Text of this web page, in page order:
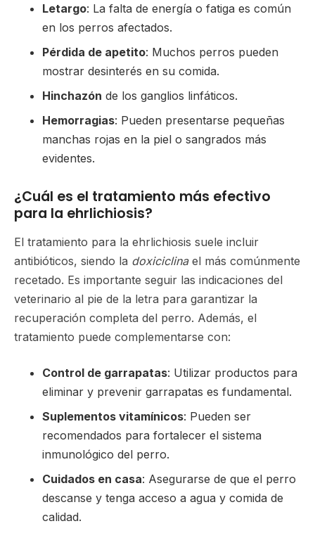
Letargo: La falta de energía o fatiga es común
en los perros afectados.
Pérdida de apetito: Muchos perros pueden
mostrar desinterés en su comida.
Hinchazón de los ganglios linfáticos.
Hemorragias: Pueden presentarse pequeñas
manchas rojas en la piel o sangrados más
evidentes.
¿Cuál es el tratamiento más efectivo
para la ehrlichiosis?
El tratamiento para la ehrlichiosis suele incluir
antibióticos, siendo la doxiciclinael más comúnmente
recetado. Es importante seguir las indicaciones del
veterinario al pie de la letra para garantizar la
recuperación completa del perro. Además, el
tratamiento puede complementarse con:
Control de garrapatas: Utilizar productos para
eliminar y prevenir garrapatas es fundamental.
Suplementos vitamínicos: Pueden ser
recomendados para fortalecer el sistema
inmunológico del perro.
Cuidados en casa: Asegurarse de que el perro
descanse y tenga acceso a agua y comida de
calidad.